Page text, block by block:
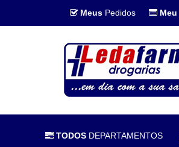
Meus Pedidos Meu
TODOS DEPARTAMENTOS